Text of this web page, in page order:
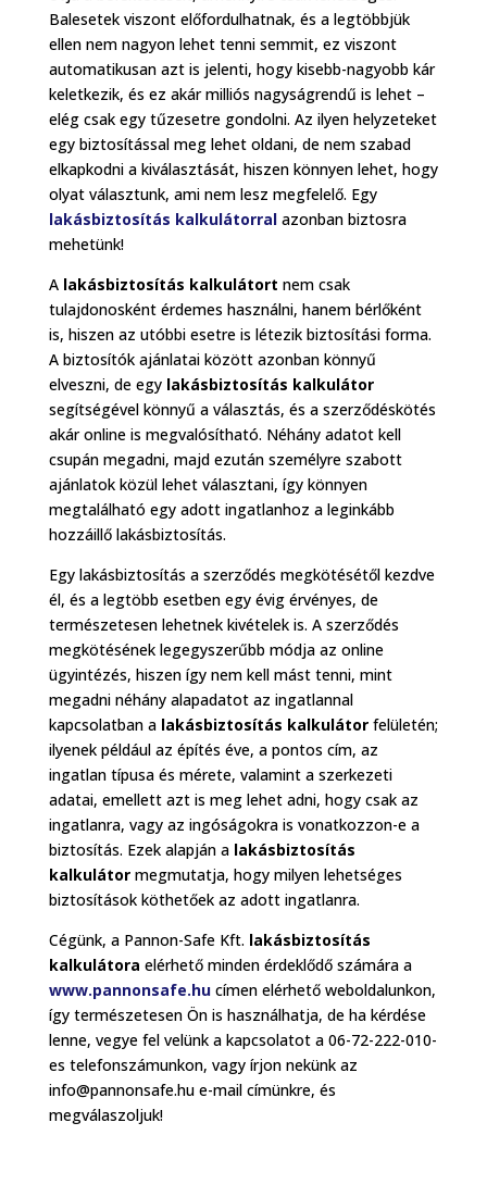
Balesetek viszont előfordulhatnak, és a legtöbbjük
ellen nem nagyon lehet tenni semmit, ez viszont
automatikusan azt is jelenti, hogy kisebb-nagyobb kár
keletkezik, és ez akár milliós nagyságrendű is lehet –
elég csak egy tűzesetre gondolni. Az ilyen helyzeteket
egy biztosítással meg lehet oldani, de nem szabad
elkapkodni a kiválasztását, hiszen könnyen lehet, hogy
olyat választunk, ami nem lesz megfelelő. Egy
lakásbiztosítás kalkulátorralazonban biztosra
mehetünk!
A lakásbiztosítás kalkulátort nem csak
tulajdonosként érdemes használni, hanem bérlőként
is, hiszen az utóbbi esetre is létezik biztosítási forma.
A biztosítók ajánlatai között azonban könnyű
elveszni, de egy lakásbiztosítás kalkulátor
segítségével könnyű a választás, és a szerződéskötés
akár online is megvalósítható. Néhány adatot kell
csupán megadni, majd ezután személyre szabott
ajánlatok közül lehet választani, így könnyen
megtalálható egy adott ingatlanhoz a leginkább
hozzáillő lakásbiztosítás.
Egy lakásbiztosítás a szerződés megkötésétől kezdve
él, és a legtöbb esetben egy évig érvényes, de
természetesen lehetnek kivételek is. A szerződés
megkötésének legegyszerűbb módja az online
ügyintézés, hiszen így nem kell mást tenni, mint
megadni néhány alapadatot az ingatlannal
kapcsolatban a lakásbiztosítás kalkulátorfelületén;
ilyenek például az építés éve, a pontos cím, az
ingatlan típusa és mérete, valamint a szerkezeti
adatai, emellett azt is meg lehet adni, hogy csak az
ingatlanra, vagy az ingóságokra is vonatkozzon-e a
biztosítás. Ezek alapján a lakásbiztosítás
kalkulátormegmutatja, hogy milyen lehetséges
biztosítások köthetőek az adott ingatlanra.
Cégünk, a Pannon-Safe Kft. lakásbiztosítás
kalkulátora elérhető minden érdeklődő számára a
www.pannonsafe.hucímen elérhető weboldalunkon,
így természetesen Ön is használhatja, de ha kérdése
lenne, vegye fel velünk a kapcsolatot a 06-72-222-010-
es telefonszámunkon, vagy írjon nekünk az
info@pannonsafe.hu e-mail címünkre, és
megválaszoljuk!